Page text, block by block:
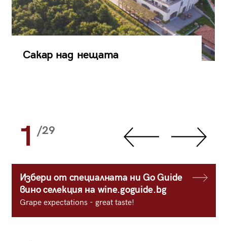
Сакар над нещата
1 /29
Избери от специалната ни Go Guide
вино селекция на wine.goguide.bg
Grape expectations - great taste!